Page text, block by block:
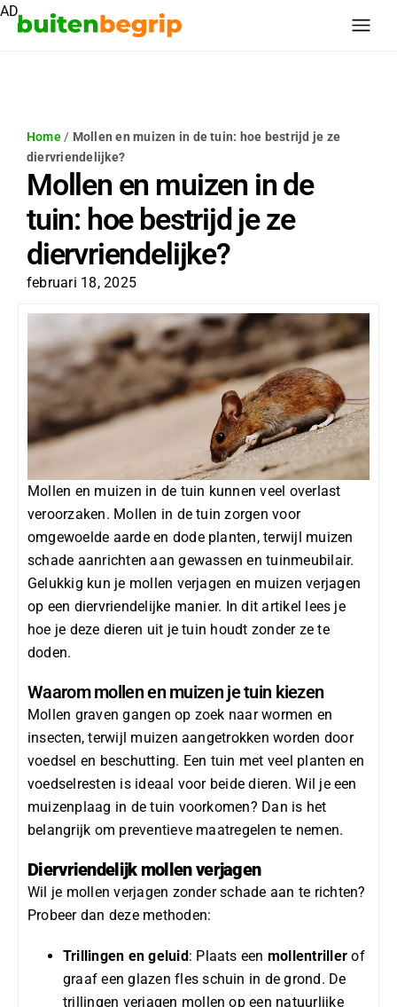
Home/ Mollen en muizen in de tuin: hoe bestrijd je ze
diervriendelijke?
Mollen en muizen in de
tuin: hoe bestrijd je ze
diervriendelijke?
februari 18, 2025
Mollen en muizen in de tuin kunnen veel overlast
veroorzaken. Mollen in de tuin zorgen voor
omgewoelde aarde en dode planten, terwijl muizen
schade aanrichten aan gewassen en tuinmeubilair.
Gelukkig kun je mollen verjagen en muizen verjagen
op een diervriendelijke manier. In dit artikel lees je
hoe je deze dieren uit je tuin houdt zonder ze te
doden.
Waarom mollen en muizen je tuin kiezen
Mollen graven gangen op zoek naar wormen en
insecten, terwijl muizen aangetrokken worden door
voedsel en beschutting. Een tuin met veel planten en
voedselresten is ideaal voor beide dieren. Wil je een
muizenplaag in de tuin voorkomen? Dan is het
belangrijk om preventieve maatregelen te nemen.
Diervriendelijk mollen verjagen
Wil je mollen verjagen zonder schade aan te richten?
Probeer dan deze methoden:
Trillingen en geluid: Plaats een mollentriller of
graaf een glazen fles schuin in de grond. De
trillingen verjagen mollen op een natuurlijke
AD